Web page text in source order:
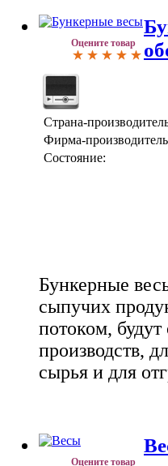
Оцените товар
Страна-
Фирма-
Состояние:
Бункерные
сыпучих
потоком,
производств,
сырья и для
Оцените товар